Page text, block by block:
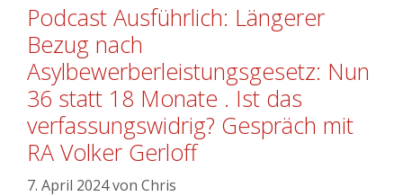
Podcast Ausführlich: Längerer
Bezug nach
Asylbewerberleistungsgesetz: Nun
36 statt 18 Monate . Ist das
verfassungswidrig? Gespräch mit
RA Volker Gerloff
7. April 2024von Chris